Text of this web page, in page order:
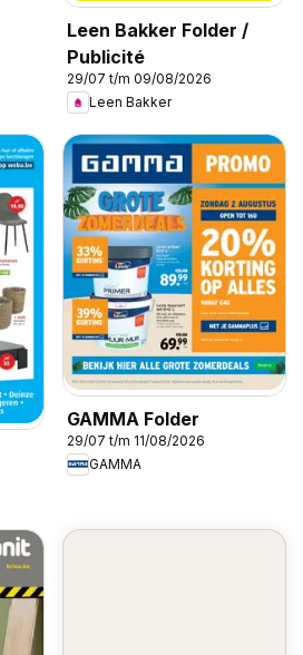
Leen Bakker Folder /
Publicité
29/07 t/m 09/08/2026
Leen Bakker
GAMMA Folder
29/07 t/m 11/08/2026
GAMMA